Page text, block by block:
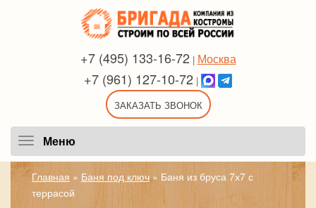
+7 (495) 133-16-72 | Москва
+7 (961) 127-10-72 |
ЗАКАЗАТЬ ЗВОНОК
Меню
Главная » Баня под ключ» Баня из бруса 7х7 с
террасой